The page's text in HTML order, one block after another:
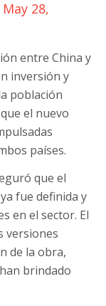
May 28,
entre China y
inversión y
población
el nuevo
países.
que el
fue definida y
en el sector. El
versiones
de la obra,
brindado